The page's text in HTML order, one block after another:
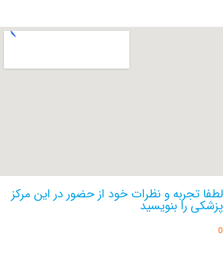
و نظرات خود از حضور در این مرکز
را بنویسید